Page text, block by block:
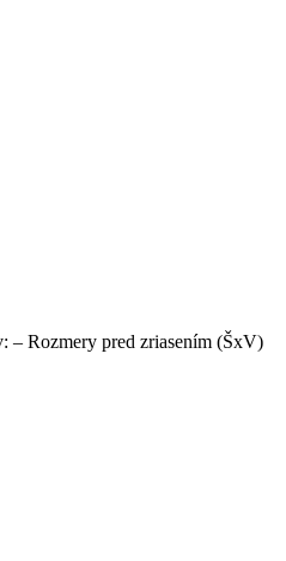
– Rozmery pred zriasením (ŠxV)